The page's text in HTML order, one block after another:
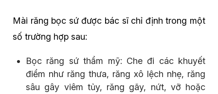
Mài răng bọc sứ được bác sĩ chỉ định trong một
số trường hợp sau:
Bọc răng sứ thẩm mỹ: Che đi các khuyết
điểm như răng thưa, răng xô lệch nhẹ, răng
sâu gây viêm tủy, răng gãy, nứt, vỡ hoặc